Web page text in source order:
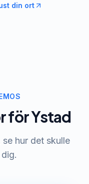
din ort
för Ystad
hur det skulle